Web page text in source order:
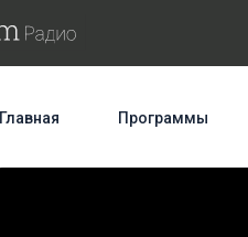
Главная Программы